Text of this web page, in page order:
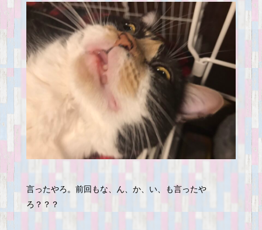
言ったやろ。前回もな、ん、か、い、も言ったや
ろ？？？